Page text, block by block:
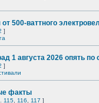
500-ваттного
]
1 августа 2026 опять по
]
факты
115 116 117 ]